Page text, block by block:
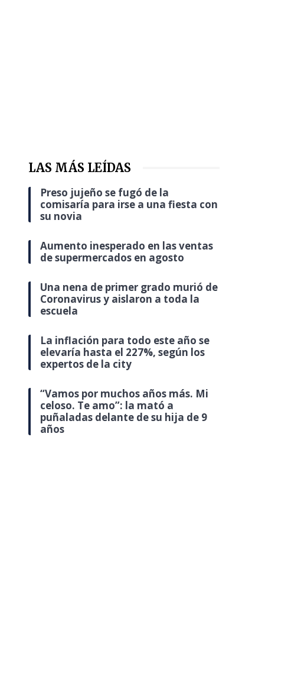
LAS MÁS LEÍDAS
Preso jujeño se fugó de la
comisaría para irse a una fiesta con
su novia
Aumento inesperado en las ventas
de supermercados en agosto
Una nena de primer grado murió de
Coronavirus y aislaron a toda la
escuela
La inflación para todo este año se
elevaría hasta el 227%, según los
expertos de la city
“Vamos por muchos años más. Mi
celoso. Te amo”: la mató a
puñaladas delante de su hija de 9
años